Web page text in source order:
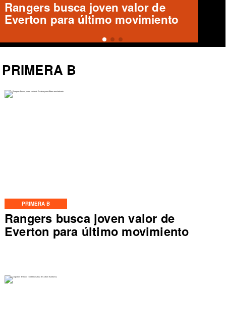
PRIMERA B
Rangers busca joven valor de
Everton para último movimiento
Deportes Temuco confirma salida
de Arturo Sanhueza
PRIMERA B